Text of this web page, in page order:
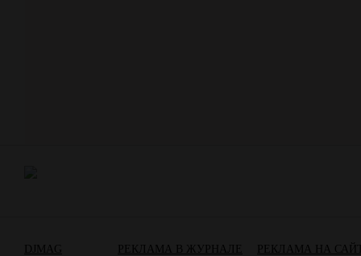
DJMAG
РЕКЛАМА В ЖУРНАЛЕ
РЕКЛАМА НА